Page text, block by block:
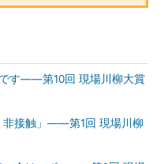
す――第10回 現場川柳大賞
非接触」――第1回 現場川柳